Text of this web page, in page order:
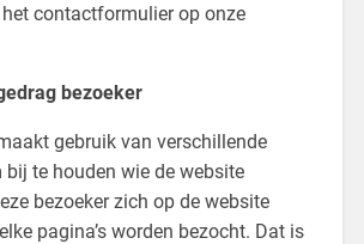
contactformulier op onze
bezoeker
gebruik van verschillende
bij te houden wie de website
bezoeker zich op de website
pagina’s worden bezocht. Dat is